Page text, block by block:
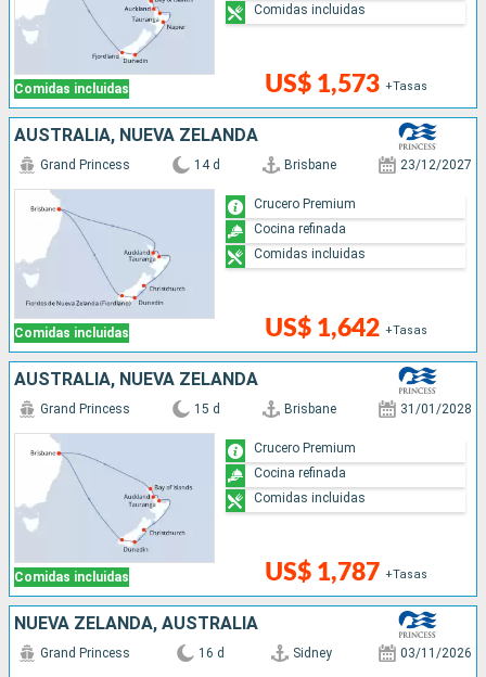
Comidas incluidas US$ 1,573 +Tasas
Comidas incluidas
AUSTRALIA, NUEVA ZELANDA
Comidas incluidas
Grand Princess 14 d Brisbane 23/12/2027
US$ 1,642 +Tasas
Crucero Premium
Cocina refinada
Comidas incluidas
AUSTRALIA, NUEVA ZELANDA
Comidas incluidas
Grand Princess 15 d Brisbane 31/01/2028
US$ 1,787 +Tasas
Crucero Premium
Cocina refinada
Comidas incluidas
NUEVA ZELANDA, AUSTRALIA
Grand Princess 16 d Sidney 03/11/2026